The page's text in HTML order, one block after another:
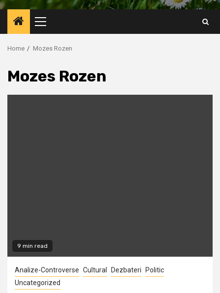
Primary
Menu
Home Mozes Rozen
Mozes Rozen
9 min read
Analize-Controverse Cultural Dezbateri
Politic
Uncategorized